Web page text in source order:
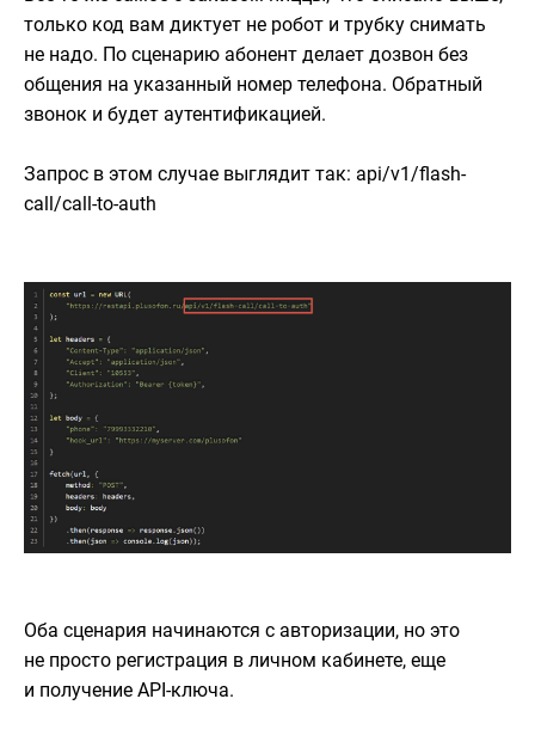
только код вам диктует не робот и трубку снимать
не надо. По сценарию абонент делает дозвон без
общения на указанный номер телефона. Обратный
звонок и будет аутентификацией.
Запрос в этом случае выглядит так: api/v1/flash-
call/call-to-auth
Оба сценария начинаются с авторизации, но это
не просто регистрация в личном кабинете, еще
и получение API-ключа.